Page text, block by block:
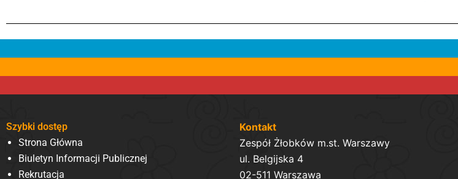
Szybki dostęp
Strona Główna
Biuletyn Informacji Publicznej
Rekrutacja
Kontakt
Zespół Żłobków m.st. Warszawy
ul. Belgijska 4
02-511 Warszawa